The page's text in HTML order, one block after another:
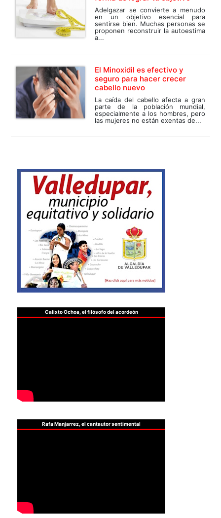
Adelgazar se convierte a menudo
en un objetivo esencial para
sentirse bien. Muchas personas se
proponen reconstruir la autoestima
a...
El Minoxidil es efectivo y
seguro para hacer crecer
cabello nuevo
La caída del cabello afecta a gran
parte de la población mundial,
especialmente a los hombres, pero
las mujeres no están exentas de...
Calixto Ochoa, el filósofo del acordeón
Rafa Manjarrez, el cantautor sentimental